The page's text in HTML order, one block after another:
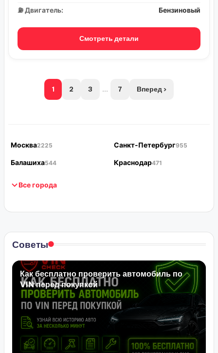
⛽ Двигатель:
Бензиновый
Смотреть детали
1 2 3 ... 7 Вперед ›
Москва2225 Санкт-Петербург955
Балашиха544 Краснодар471
Все города
Советы
Как бесплатно проверить автомобиль по
VIN перед покупкой